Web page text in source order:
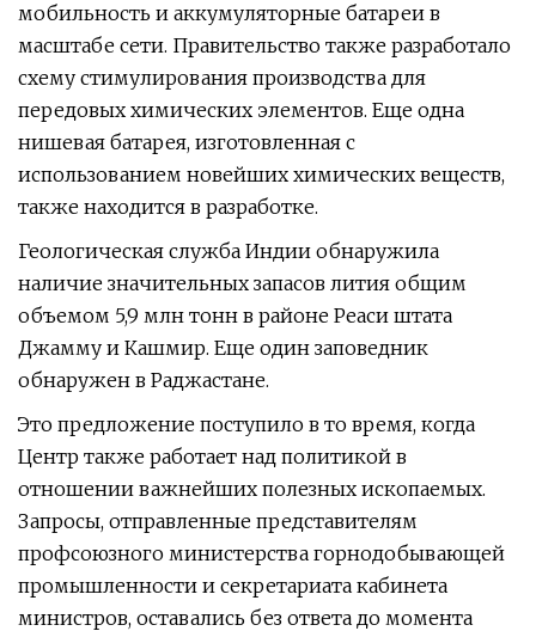
мобильность и аккумуляторные батареи в
масштабе сети. Правительство также разработало
схему стимулирования производства для
передовых химических элементов. Еще одна
нишевая батарея, изготовленная с
использованием новейших химических веществ,
также находится в разработке.
Геологическая служба Индии обнаружила
наличие значительных запасов лития общим
объемом 5,9 млн тонн в районе Реаси штата
Джамму и Кашмир. Еще один заповедник
обнаружен в Раджастане.
Это предложение поступило в то время, когда
Центр также работает над политикой в ​​
отношении важнейших полезных ископаемых.
Запросы, отправленные представителям
профсоюзного министерства горнодобывающей
промышленности и секретариата кабинета
министров, оставались без ответа до момента